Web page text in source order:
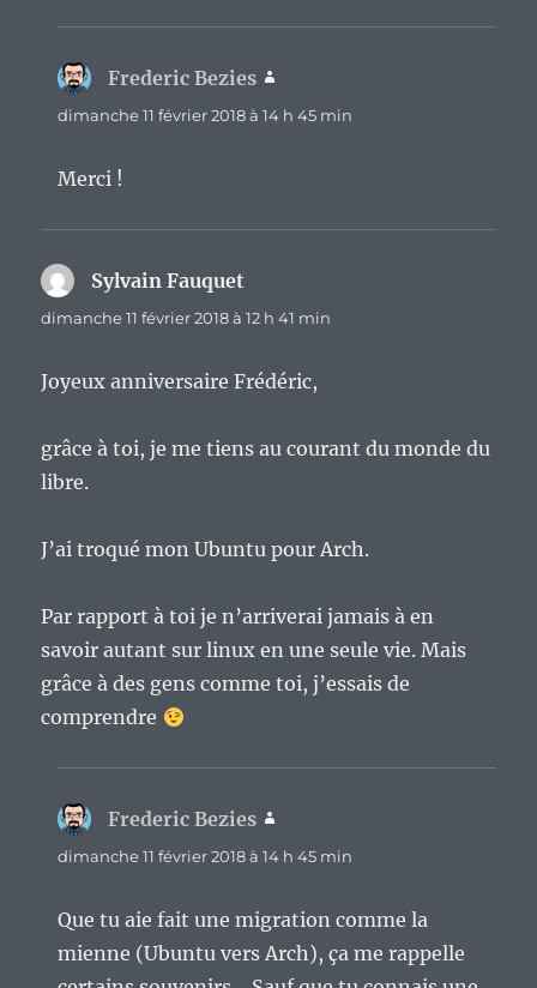
Frederic Bezies
dimanche 11 février 2018 à 14 h 45 min
Merci !
Sylvain Fauquet
dimanche 11 février 2018 à 12 h 41 min
Joyeux anniversaire Frédéric,
grâce à toi, je me tiens au courant du monde du
libre.
J’ai troqué mon Ubuntu pour Arch.
Par rapport à toi je n’arriverai jamais à en
savoir autant sur linux en une seule vie. Mais
grâce à des gens comme toi, j’essais de
comprendre
Frederic Bezies
dimanche 11 février 2018 à 14 h 45 min
Que tu aie fait une migration comme la
mienne (Ubuntu vers Arch), ça me rappelle